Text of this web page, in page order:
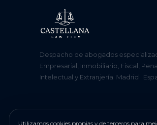
Despacho de abogados
Empresarial, Inmobiliario, Fiscal,
Intelectual y Extranjería. Madrid ·
Utilizamos cookies propias y de terceros para